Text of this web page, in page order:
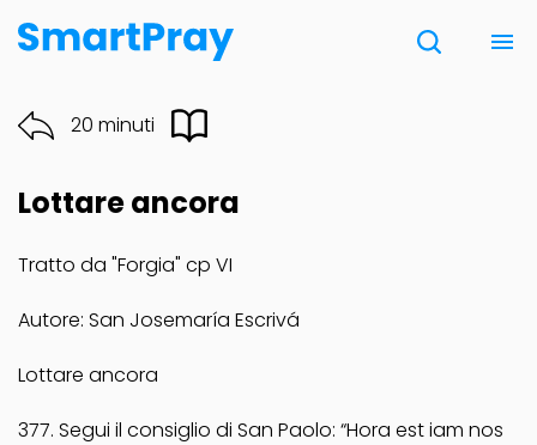
Chi siamo
Contatti
Note Legali
20 minuti
Lottare ancora
Tratto da "Forgia" cp VI
Autore: San Josemaría Escrivá
Lottare ancora
377. Segui il consiglio di San Paolo: “Hora est iam nos